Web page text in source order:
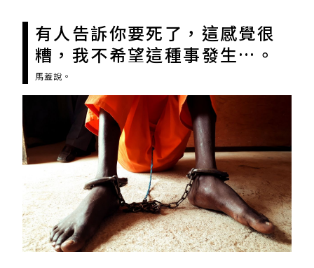
有人告訴你要死了，這感覺很
糟，我不希望這種事發生…。
馬蓋說。